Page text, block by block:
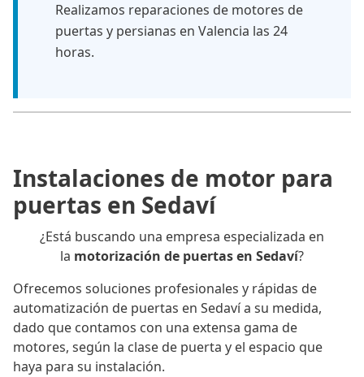
Realizamos reparaciones de motores de
puertas y persianas en Valencia las 24
horas.
Instalaciones de motor para
puertas en Sedaví
¿Está buscando una empresa especializada en
la motorización de puertas en Sedaví?
Ofrecemos soluciones profesionales y rápidas de
automatización de puertas en Sedaví a su medida,
dado que contamos con una extensa gama de
motores, según la clase de puerta y el espacio que
haya para su instalación.